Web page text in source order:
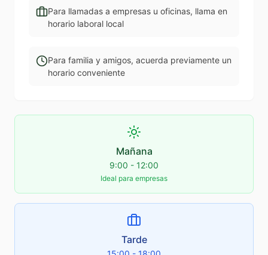
Para llamadas a empresas u oficinas, llama en
horario laboral local
Para familia y amigos, acuerda previamente un
horario conveniente
Mañana
9:00 - 12:00
Ideal para empresas
Tarde